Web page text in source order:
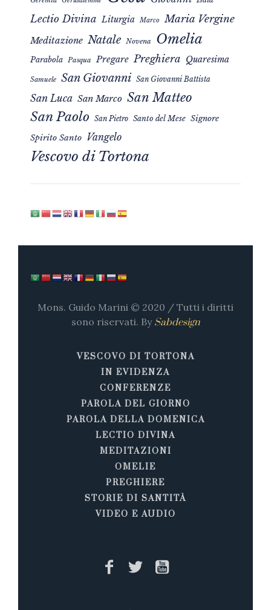
Lectio Divina Liturgia Marco Maria Vergine
Meditazione Natale Novena Omelia
Parabola Pasqua Pregare Preghiera Quaresima
Samuele San Giovanni San Giovanni Battista
San Luca San Marco San Matteo
San Paolo San Pietro Santo del Mese Signore
Spirito Santo Vangelo
Vescovo di Tortona
Mons. Guido Marini © 2020 / Tutti i diritti
sono riservati. By Sabdesign
VESCOVO DI TORTONA
IN EVIDENZA
CONFERENZE
PAROLA DEL GIORNO
PAROLA DELLA DOMENICA
LECTIO DIVINA
MEDITAZIONI
OMELIE
PREGHIERE
STORIE DI SANTITÀ
VIDEO E AUDIO